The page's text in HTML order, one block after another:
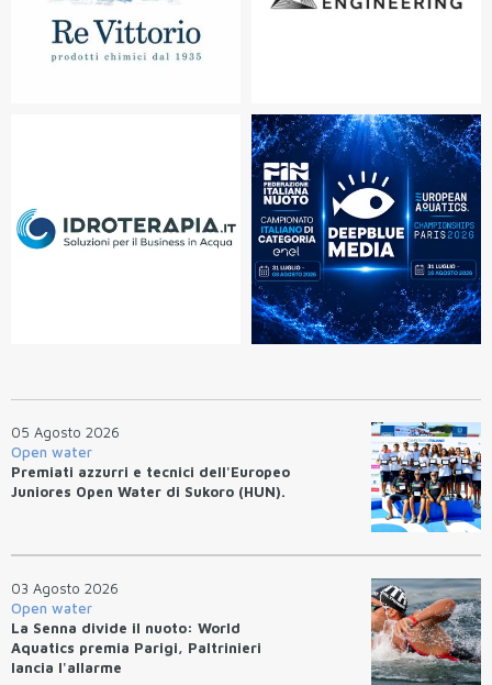
05 Agosto 2026
Open water
Premiati azzurri e tecnici dell'Europeo
Juniores Open Water di Sukoro (HUN).
03 Agosto 2026
Open water
La Senna divide il nuoto: World
Aquatics premia Parigi, Paltrinieri
lancia l'allarme